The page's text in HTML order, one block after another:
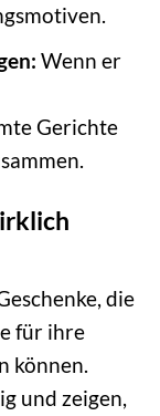
Wenn er
Gerichte
die
für ihre
können.
und zeigen,